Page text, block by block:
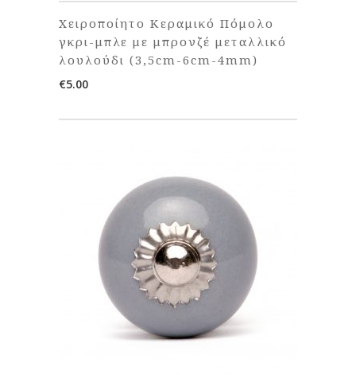
Χειροποίητο Κεραμικό Πόμολο
γκρι-μπλε με μπρονζέ μεταλλικό
λουλούδι (3,5cm-6cm-4mm)
€5.00